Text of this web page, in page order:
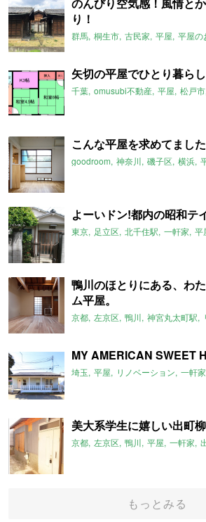
り！
群馬 桐生市 古民家 平屋 平屋の
矢切の平屋でひとり暮ら
千葉 omusubi不動産 平屋 松戸市
こんな平屋を求めてました
goodroom 神奈川 磯子区 横浜
よーいドン!都内の昭和テ
東京 足立区 北千住駅 一軒家 平
鴨川のほとりにある、わ
ム平屋。
京都 左京区 鴨川 神宮丸太町駅
MY AMERICAN SWEET
埼玉 平屋 リノベーション 一軒家
美大系学生に嬉しい出町
京都 左京区 鴨川 平屋 一軒家
もっとみる